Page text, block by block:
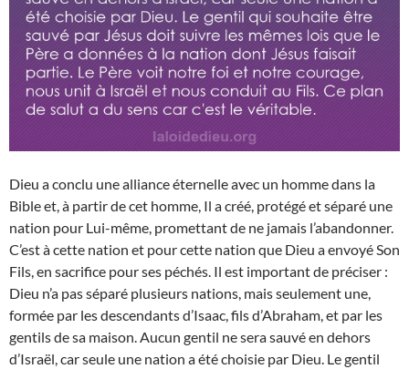
Dieu a conclu une alliance éternelle avec un homme dans la
Bible et, à partir de cet homme, Il a créé, protégé et séparé une
nation pour Lui-même, promettant de ne jamais l’abandonner.
C’est à cette nation et pour cette nation que Dieu a envoyé Son
Fils, en sacrifice pour ses péchés. Il est important de préciser :
Dieu n’a pas séparé plusieurs nations, mais seulement une,
formée par les descendants d’Isaac, fils d’Abraham, et par les
gentils de sa maison. Aucun gentil ne sera sauvé en dehors
d’Israël, car seule une nation a été choisie par Dieu. Le gentil